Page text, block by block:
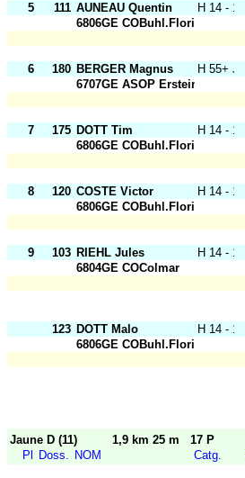
5
111 AUNEAU Quentin H 14 - 18
6806GE COBuhl.Florival
6
180 BERGER Magnus H 55+ J
6707GE ASOP Erstein
7
175 DOTT Tim H 14 - 18
6806GE COBuhl.Florival
8
120 COSTE Victor H 14 - 18
6806GE COBuhl.Florival
9
103 RIEHL Jules H 14 - 18
6804GE COColmar
123 DOTT Malo H 14 - 18
6806GE COBuhl.Florival
Jaune D (11) 1,9 km 25 m
17 P
Pl
Doss. NOM Catg.